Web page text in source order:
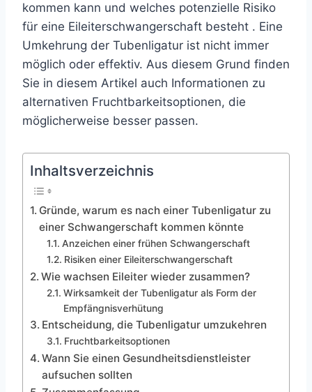
kommen kann und welches potenzielle Risiko
für eine Eileiterschwangerschaft besteht . Eine
Umkehrung der Tubenligatur ist nicht immer
möglich oder effektiv. Aus diesem Grund finden
Sie in diesem Artikel auch Informationen zu
alternativen Fruchtbarkeitsoptionen, die
möglicherweise besser passen.
Inhaltsverzeichnis
Gründe, warum es nach einer Tubenligatur zu
einer Schwangerschaft kommen könnte
Anzeichen einer frühen Schwangerschaft
Risiken einer Eileiterschwangerschaft
Wie wachsen Eileiter wieder zusammen?
Wirksamkeit der Tubenligatur als Form der
Empfängnisverhütung
Entscheidung, die Tubenligatur umzukehren
Fruchtbarkeitsoptionen
Wann Sie einen Gesundheitsdienstleister
aufsuchen sollten